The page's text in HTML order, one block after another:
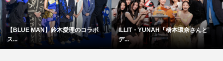
【BLUE MAN】鈴木愛理のコラボ
ス...
ILLIT・YUNAH「橋本環奈さんと
デ...